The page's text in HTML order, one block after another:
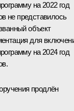
на 2022 год
не представилось
объект
для
на 2024 год
продлён